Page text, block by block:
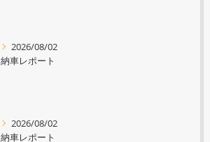
2026/08/02
納車レポート
2026/08/02
納車レポート